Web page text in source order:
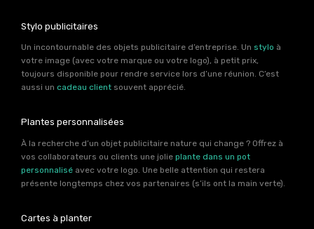
Stylo publicitaires
Un incontournable des objets publicitaire d’entreprise. Un stylo à
votre image (avec votre marque ou votre logo), à petit prix,
toujours disponible pour rendre service lors d’une réunion. C’est
aussi un cadeau client souvent apprécié.
Plantes personnalisées
À la recherche d’un objet publicitaire nature qui change ? Offrez à
vos collaborateurs ou clients une jolie plante dans un pot
personnalisé avec votre logo. Une belle attention qui restera
présente longtemps chez vos partenaires (s’ils ont la main verte).
Cartes à planter